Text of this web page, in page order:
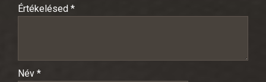
Értékelésed *
Név *